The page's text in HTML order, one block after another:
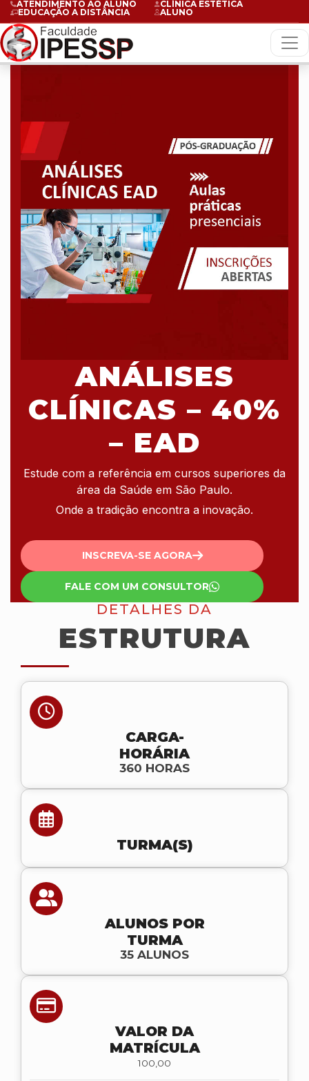
ATENDIMENTO AO ALUNO
CLÍNICA ESTÉTICA
EDUCAÇÃO A DISTÂNCIA
ALUNO
ANÁLISES
CLÍNICAS – 40%
– EAD
Estude com a referência em cursos superiores da
área da Saúde em São Paulo.
Onde a tradição encontra a inovação.
INSCREVA-SE AGORA
FALE COM UM CONSULTOR
DETALHES DA
ESTRUTURA
CARGA-
HORÁRIA
360 HORAS
TURMA(S)
ALUNOS POR
TURMA
35 ALUNOS
VALOR DA
MATRÍCULA
100,00